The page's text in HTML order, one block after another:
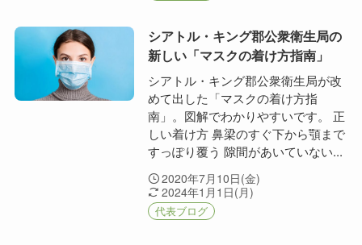
シアトル・キング郡公衆衛生局の
新しい「マスクの着け方指南」
シアトル・キング郡公衆衛生局が改
めて出した「マスクの着け方指
南」。図解でわかりやすいです。 正
しい着け方 鼻梁のすぐ下から顎まで
すっぽり覆う 隙間があいていない...
2020年7月10日(金)
2024年1月1日(月)
代表ブログ